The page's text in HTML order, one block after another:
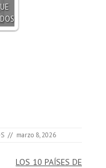
// marzo 8, 2026
LOS 10 PAÍSES DE